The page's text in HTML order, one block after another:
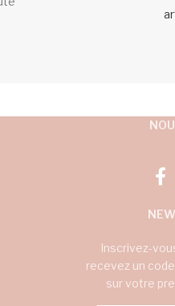
Inscrivez-
recevez un
sur votre